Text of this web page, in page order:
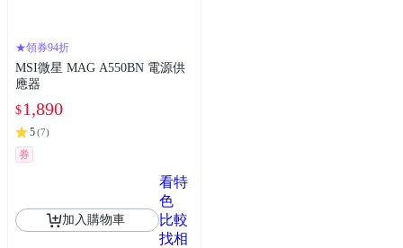
★領券94折
MSI微星 MAG A550BN 電源供
應器
$1,890
5(7)
券
加入購物車
看特
色
比較
找相